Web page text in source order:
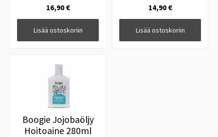
Oatmeal Anti-itch
355ml
16,90 €
Lisää ostoskoriin
Allergenic Shampoo
14,90 €
Lisää ostoskoriin
Boogie Jojobaöljy
Hoitoaine 280ml